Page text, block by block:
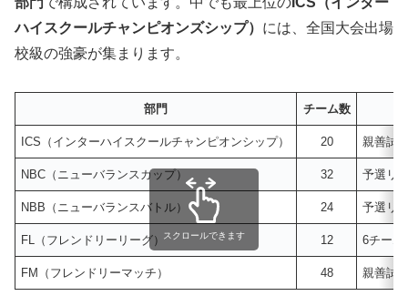
ハイスクールチャンピオンズシップ） には、全国大会出場
校級の強豪が集まります。
部門 チーム数
ICS（インターハイスクールチャンピオンシップ） 20 親善試
NBC（ニューバランスカップ） 32 予選リ
NBB（ニューバランスバトル） 24 予選リ
FL（フレンドリーリーグ） 12 6チーム
FM（フレンドリーマッチ） 48 親善試
スクロールできます